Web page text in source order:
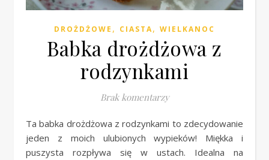
DROŻDŻOWE , CIASTA, WIELKANOC
Babka drożdżowa z
rodzynkami
Brak komentarzy
Ta babka drożdżowa z rodzynkami to zdecydowanie
jeden z moich ulubionych wypieków! Miękka i
puszysta rozpływa się w ustach. Idealna na